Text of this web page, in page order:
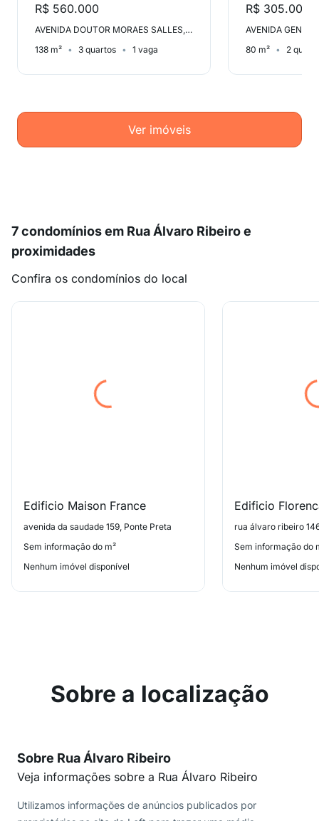
R$ 560.000
AVENIDA DOUTOR MORAES SALLES, Centro
138 m²
3 quartos 1 vaga
R$ 305.000
80 m² 2
Ver imóveis
7 condomínios em Rua Álvaro Ribeiro e
proximidades
Confira os condomínios do local
Edificio Maison France
avenida da saudade 159, Ponte Preta
Sem informação do m²
Nenhum imóvel disponível
Edificio
rua álvaro ribeiro
Sem informação do
Nenhum imóvel
Sobre a localização
Sobre Rua Álvaro Ribeiro
Veja informações sobre a Rua Álvaro Ribeiro
Utilizamos informações de anúncios publicados por